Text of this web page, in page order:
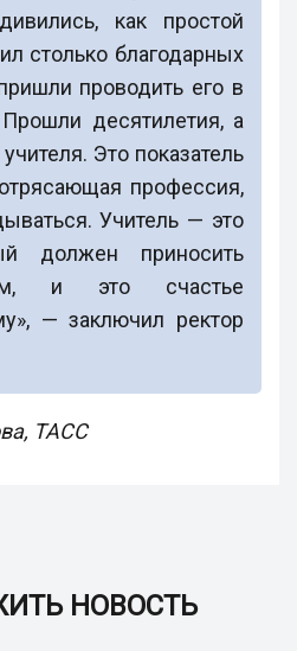
как простой
столько благодарных
проводить его в
десятилетия, а
Это показатель
профессия,
Учитель — это
должен приносить
и это счастье
— заключил ректор
ТАСС
НОВОСТЬ